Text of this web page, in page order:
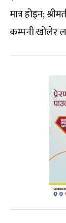
मात्र होइन;
कम्पनी खोलेर